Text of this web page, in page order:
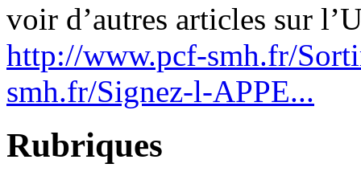
voir d’autres articles sur
http://www.pcf-smh.fr/
smh.fr/Signez-l-APPE...
Rubriques